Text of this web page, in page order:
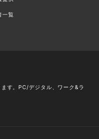
一覧
す。PC/デジタル、ワーク&ラ